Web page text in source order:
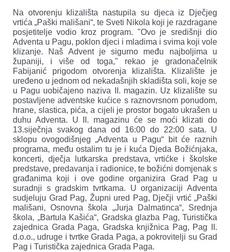
Na otvorenju klizališta nastupila su djeca iz Dječjeg
vrtića „Paški mališani“, te Sveti Nikola koji je razdragane
posjetitelje vodio kroz program. "Ovo je središnji dio
Adventa u Pagu, poklon djeci i mladima i svima koji vole
klizanje. Naš Advent je sigurno među najboljima u
županiji, i više od toga," rekao je gradonačelnik
Fabijanić prigodom otvorenja klizališta. Klizalište je
uređeno u jednom od nekadašnjih skladišta soli, koje se
u Pagu uobičajeno naziva II. magazin. Uz klizalište su
postavljene adventske kućice s raznovrsnom ponudom,
hrane, slastica, pića, a cijeli je prostor bogato ukrašen u
duhu Adventa. U II. magazinu će se moći klizati do
13.siječnja svakog dana od 16:00 do 22:00 sata. U
sklopu ovogodišnjeg „Adventa u Pagu“ bit će raznih
programa, među ostalim tu je i kuća Djeda Božićnjaka,
koncerti, dječja lutkarska predstava, vrtićke i školske
predstave, predavanja i radionice, te božićni domjenak s
građanima koji i ove godine organizira Grad Pag u
suradnji s gradskim tvrtkama. U organizaciji Adventa
sudjeluju Grad Pag, Župni ured Pag, Dječji vrtić „Paški
mališani, Osnovna škola „Jurja Dalmatinca“, Srednja
škola, „Bartula Kašića“, Gradska glazba Pag, Turistička
zajednica Grada Paga, Gradska knjižnica Pag, Pag II.
d.o.o., udruge i tvrtke Grada Paga, a pokrovitelji su Grad
Pag i Turistička zajednica Grada Paga.